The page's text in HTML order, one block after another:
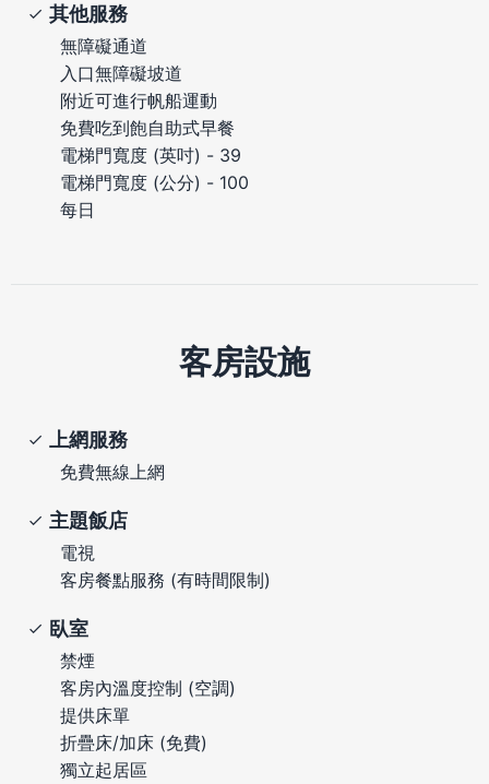
其他服務
無障礙通道
入口無障礙坡道
附近可進行帆船運動
免費吃到飽自助式早餐
電梯門寬度 (英吋) - 39
電梯門寬度 (公分) - 100
每日
客房設施
上網服務
免費無線上網
主題飯店
電視
客房餐點服務 (有時間限制)
臥室
禁煙
客房內溫度控制 (空調)
提供床單
折疊床/加床 (免費)
獨立起居區